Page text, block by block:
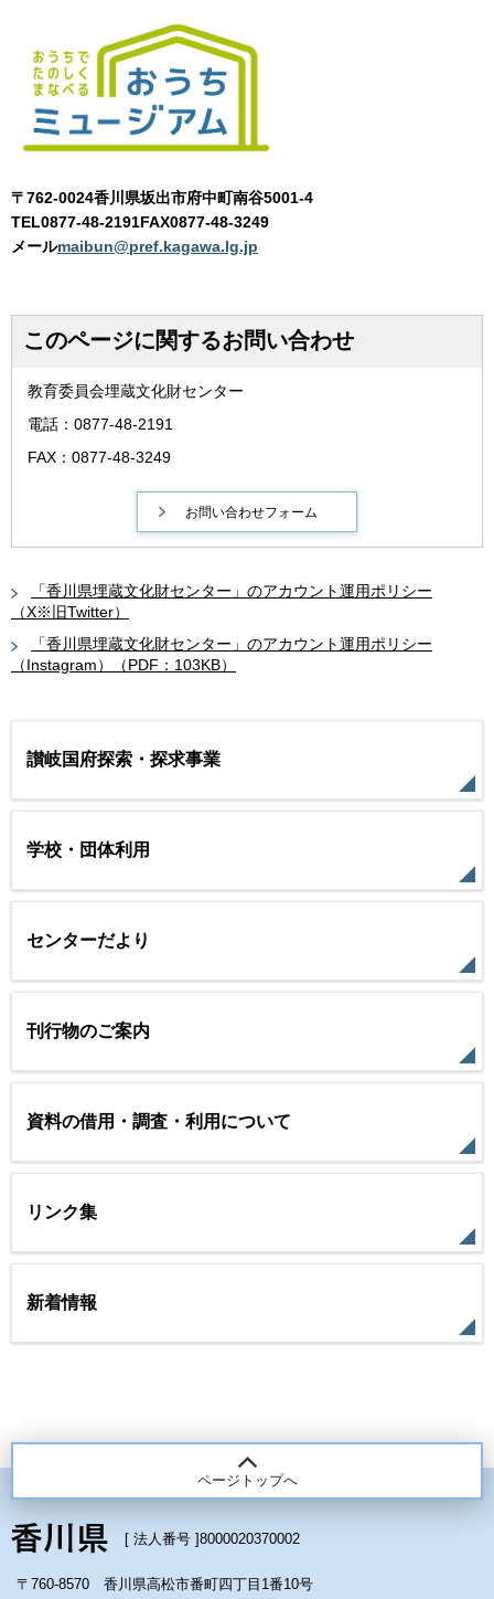
〒762-0024香川県坂出市府中町南谷5001-4
TEL0877-48-2191FAX0877-48-3249
メールmaibun@pref.kagawa.lg.jp
このページに関するお問い合わせ
教育委員会埋蔵文化財センター
電話：0877-48-2191
FAX：0877-48-3249
「香川県埋蔵文化財センター」のアカウント運用ポリシー
（X※旧Twitter）
「香川県埋蔵文化財センター」のアカウント運用ポリシー
（Instagram）（PDF：103KB）
讃岐国府探索・探求事業
学校・団体利用
センターだより
刊行物のご案内
資料の借用・調査・利用について
リンク集
新着情報
ページトップへ
[ 法人番号 ]8000020370002
〒760-8570 香川県高松市番町四丁目1番10号